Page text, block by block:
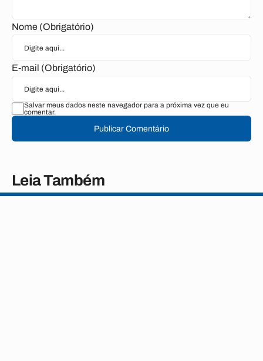
Nome (Obrigatório)
E-mail (Obrigatório)
Salvar meus dados neste navegador para a próxima vez que eu
comentar.
Publicar Comentário
Leia Também